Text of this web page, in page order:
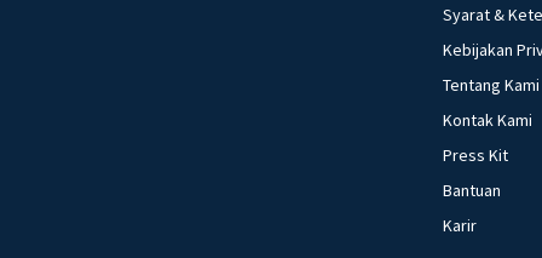
d. 3) dan 5) e. 4) dan 5) Investasi bank lesu, daya beli melemah
kepada
moneter yang
Akibat yang
kebijakan
tetap b. Output
Syarat &
Kebijakan
Tentang Kami
Kontak Kami
Press Kit
Bantuan
Karir